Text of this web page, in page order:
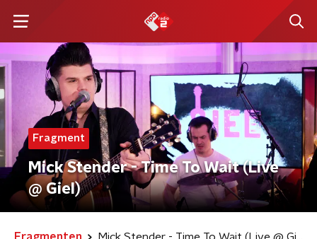
Fragment
Mick Stender - Time To Wait (Live
@ Giel)